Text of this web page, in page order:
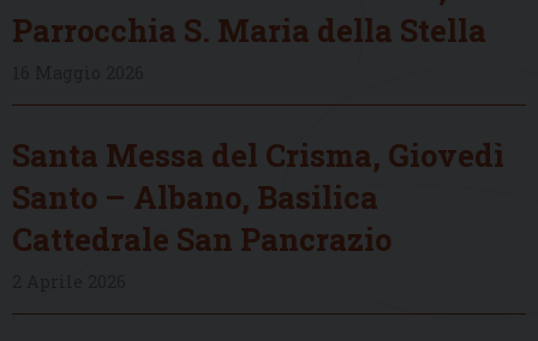
Parrocchia S. Maria della Stella
Santa Messa del Crisma, Giovedì
Santo – Albano, Basilica
Cattedrale San Pancrazio